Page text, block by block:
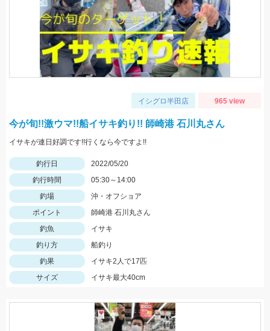
イシグロ半田店 965 view
今が旬!!激ウマ!!船イサキ釣り!! 師崎港 石川丸さん
イサキが連日好調です!!行くなら今ですよ!!
釣行日
2022/05/20
釣行時間
05:30～14:00
釣場
沖・オフショア
ポイント
師崎港 石川丸さん
釣魚
イサキ
釣り方
船釣り
釣果
イサキ2人で17匹
サイズ
イサキ最大40cm